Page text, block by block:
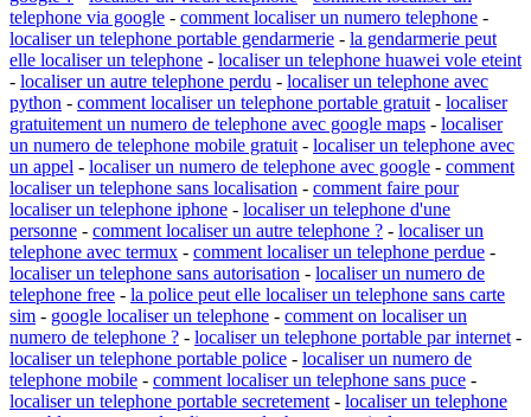
telephone via google - comment localiser un numero telephone -
localiser un telephone portable gendarmerie - la gendarmerie peut
elle localiser un telephone - localiser un telephone huawei vole eteint
- localiser un autre telephone perdu - localiser un telephone avec
python - comment localiser un telephone portable gratuit - localiser
gratuitement un numero de telephone avec google maps - localiser
un numero de telephone mobile gratuit - localiser un telephone avec
un appel - localiser un numero de telephone avec google - comment
localiser un telephone sans localisation - comment faire pour
localiser un telephone iphone - localiser un telephone d'une
personne - comment localiser un autre telephone ? - localiser un
telephone avec termux - comment localiser un telephone perdue -
localiser un telephone sans autorisation - localiser un numero de
telephone free - la police peut elle localiser un telephone sans carte
sim - google localiser un telephone - comment on localiser un
numero de telephone ? - localiser un telephone portable par internet -
localiser un telephone portable police - localiser un numero de
telephone mobile - comment localiser un telephone sans puce -
localiser un telephone portable secretement - localiser un telephone